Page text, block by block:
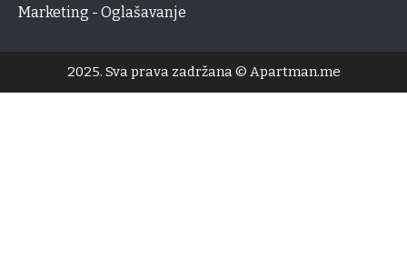
Marketing - Oglašavanje
2025. Sva prava zadržana © Apartman.me